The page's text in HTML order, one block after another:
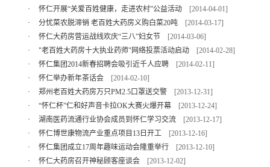
·
怀仁开展“关爱百姓健康，走进农村”公益活动
[2014-04-01]
·
分忧菜农脱滞销 老百姓大药房义购白菜20吨
[2014-03-17]
·
怀仁大药房营运战线欢庆“三八”妇女节
[2014-03-06]
·
"老百姓大药房十大执业药师"网络投票活动启动
[2014-02-28]
·
怀仁集团2014新春招聘会吸引近千人应聘
[2014-02-11]
·
怀仁举办新年茶话会
[2014-02-10]
·
郑州老百姓大药房万只PM2.5口罩送交警
[2013-12-31]
·
“怀仁杯”仁和好声音卡拉OK大赛火爆开幕
[2013-12-24]
·
湖南医药流通行业协会成员到怀仁学习交流
[2013-12-17]
·
怀仁博世康物流产业重点项目13日开工
[2013-12-16]
·
怀仁集团成立17周年趣味运动会隆重举行
[2013-12-10]
·
怀仁大药房召开神秘顾客座谈会
[2013-12-02]